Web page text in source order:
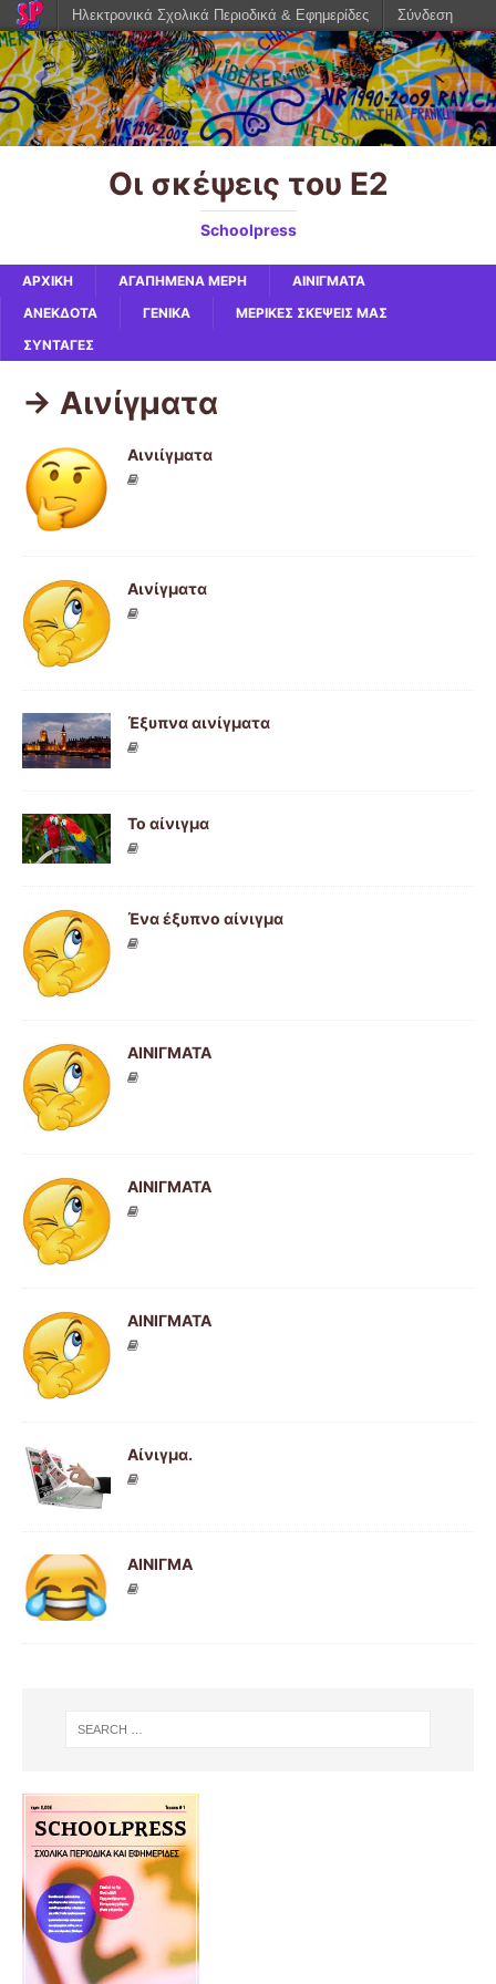
Οι σκέψεις του Ε2
Schoolpress
ΑΡΧΙΚΉ ΑΓΑΠΗΜΈΝΑ ΜΈΡΗ
ΑΙΝΊΓΜΑΤΑ
ΑΝΈΚΔΟΤΑ
ΓΕΝΙΚΆ
ΜΕΡΙΚΈΣ ΣΚΈΨΕΙΣ ΜΑΣ
ΣΥΝΤΑΓΈΣ
-> Αινίγματα
Aινιίγματα
Αινίγματα
Έξυπνα αινίγματα
Το αίνιγμα
Ένα έξυπνο αίνιγμα
ΑΙΝΙΓΜΑΤΑ
ΑΙΝΙΓΜΑΤΑ
AΙΝΙΓΜΑΤΑ
Αίνιγμα.
ΑΙΝΙΓΜΑ
Ηλεκτρονικά Σχολικά Περιοδικά & Εφημερίδες Σύνδεση